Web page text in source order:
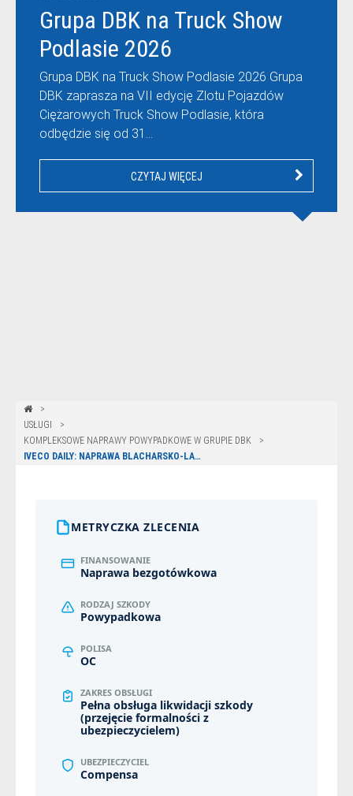
Grupa DBK na Truck Show
Podlasie 2026
Grupa DBK na Truck Show Podlasie 2026 Grupa
DBK zaprasza na VII edycję Zlotu Pojazdów
Ciężarowych Truck Show Podlasie, która
odbędzie się od 31…
CZYTAJ WIĘCEJ
USŁUGI
KOMPLEKSOWE NAPRAWY POWYPADKOWE W GRUPIE DBK
IVECO DAILY: NAPRAWA BLACHARSKO-LAKIERNICZA PO KOLIZJI Z LATARNIĄ – POZNAŃ
METRYCZKA ZLECENIA
FINANSOWANIE
Naprawa bezgotówkowa
RODZAJ SZKODY
Powypadkowa
POLISA
OC
ZAKRES OBSŁUGI
Pełna obsługa likwidacji szkody
(przejęcie formalności z
ubezpieczycielem)
UBEZPIECZYCIEL
Compensa